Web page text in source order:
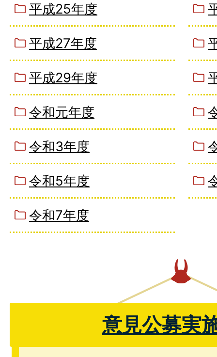
平成25年度
平成27年度
平成29年度
令和元年度
令和3年度
令和5年度
令和7年度
意見公募実